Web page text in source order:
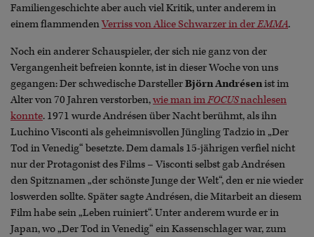
Familiengeschichte aber auch viel Kritik, unter anderem in
einem flammendenVerriss von Alice Schwarzer in derEMMA.
Noch ein anderer Schauspieler, der sich nie ganz von der
Vergangenheit befreien konnte, ist in dieser Woche von uns
gegangen: Der schwedische DarstellerBjörn Andrésenist im
Alter von 70 Jahren verstorben,wie man imFOCUSnachlesen
konnte. 1971 wurde Andrésen über Nacht berühmt, als ihn
Luchino Visconti als geheimnisvollen Jüngling Tadzio in „Der
Tod in Venedig“ besetzte. Dem damals 15-jährigen verfiel nicht
nur der Protagonist des Films – Visconti selbst gab Andrésen
den Spitznamen „der schönste Junge der Welt“, den er nie wieder
loswerden sollte. Später sagte Andrésen, die Mitarbeit an diesem
Film habe sein „Leben ruiniert“. Unter anderem wurde er in
Japan, wo „Der Tod in Venedig“ ein Kassenschlager war, zum